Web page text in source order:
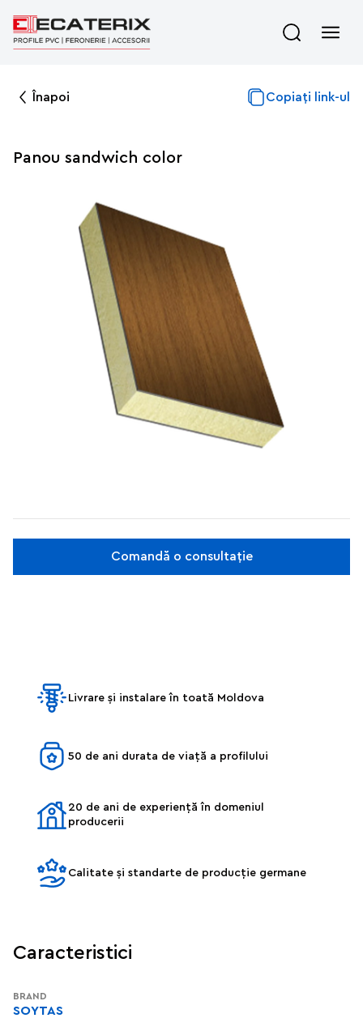
Înapoi Copiați link-ul
Panou sandwich color
Comandă o consultație
Livrare și instalare în toată Moldova
50 de ani durata de viață a profilului
20 de ani de experiență în domeniul
producerii
Calitate și standarte de producție germane
Caracteristici
BRAND
SOYTAS